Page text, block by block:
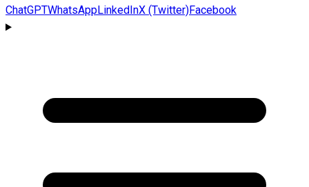
ChatGPTWhatsAppLinkedInX (Twitter)Facebook